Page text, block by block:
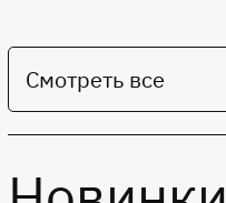
Смотреть все